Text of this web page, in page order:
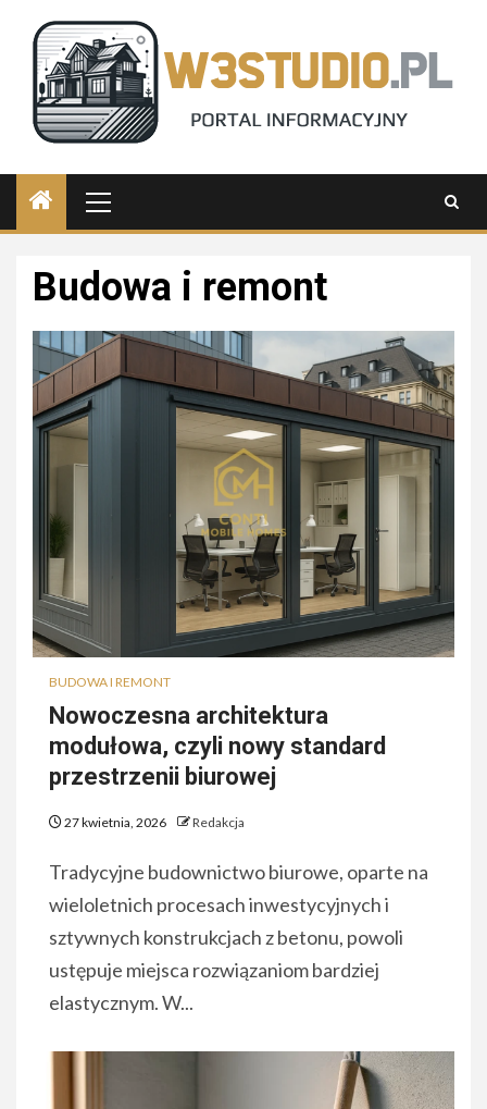
content
Menu
Budowa i remont
BUDOWA I REMONT
Nowoczesna architektura
modułowa, czyli nowy standard
przestrzenii biurowej
27 kwietnia, 2026 Redakcja
Tradycyjne budownictwo biurowe, oparte na
wieloletnich procesach inwestycyjnych i
sztywnych konstrukcjach z betonu, powoli
ustępuje miejsca rozwiązaniom bardziej
elastycznym. W...